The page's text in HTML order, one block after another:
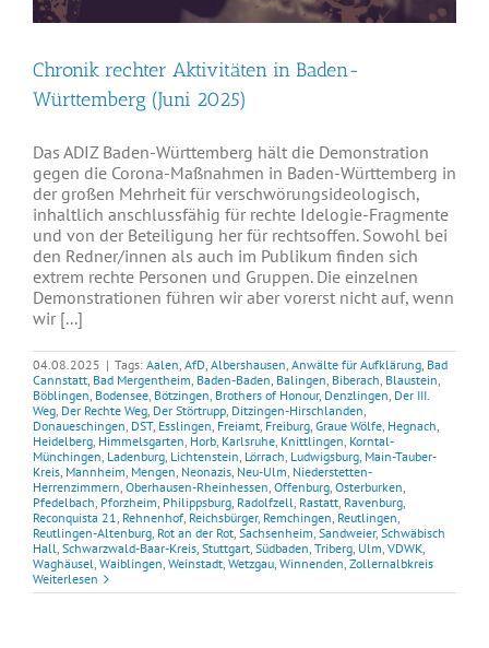
Chronik rechter Aktivitäten in Baden-
Württemberg (Juni 2025)
Das ADIZ Baden-Württemberg hält die Demonstration
gegen die Corona-Maßnahmen in Baden-Württemberg in
der großen Mehrheit für verschwörungsideologisch,
inhaltlich anschlussfähig für rechte Idelogie-Fragmente
und von der Beteiligung her für rechtsoffen. Sowohl bei
den Redner/innen als auch im Publikum finden sich
extrem rechte Personen und Gruppen. Die einzelnen
Demonstrationen führen wir aber vorerst nicht auf, wenn
wir [...]
04.08.2025 | Tags: Aalen, AfD, Albershausen, Anwälte für Aufklärung, Bad
Cannstatt, Bad Mergentheim, Baden-Baden, Balingen, Biberach, Blaustein,
Böblingen, Bodensee, Bötzingen, Brothers of Honour, Denzlingen, Der III.
Weg, Der Rechte Weg, Der Störtrupp, Ditzingen-Hirschlanden,
Donaueschingen, DST, Esslingen, Freiamt, Freiburg, Graue Wölfe, Hegnach,
Heidelberg, Himmelsgarten, Horb, Karlsruhe, Knittlingen, Korntal-
Münchingen, Ladenburg, Lichtenstein, Lörrach, Ludwigsburg, Main-Tauber-
Kreis, Mannheim, Mengen, Neonazis, Neu-Ulm, Niederstetten-
Herrenzimmern, Oberhausen-Rheinhessen, Offenburg, Osterburken,
Pfedelbach, Pforzheim, Philippsburg, Radolfzell, Rastatt, Ravenburg,
Reconquista 21, Rehnenhof, Reichsbürger, Remchingen, Reutlingen,
Reutlingen-Altenburg, Rot an der Rot, Sachsenheim, Sandweier, Schwäbisch
Hall, Schwarzwald-Baar-Kreis, Stuttgart, Südbaden, Triberg, Ulm, VDWK,
Waghäusel, Waiblingen, Weinstadt, Wetzgau, Winnenden, Zollernalbkreis
Weiterlesen